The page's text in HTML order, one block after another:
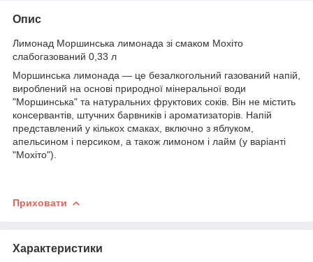
Опис
Лимонад Моршинська лимонада зі смаком Мохіто
слабогазований 0,33 л
Моршинська лимонада — це безалкогольний газований напій,
вироблений на основі природної мінеральної води
"Моршинська" та натуральних фруктових соків. Він не містить
консервантів, штучних барвників і ароматизаторів. Напій
представлений у кількох смаках, включно з яблуком,
апельсином і персиком, а також лимоном і лайм (у варіанті
"Мохіто").
Приховати
Характеристики